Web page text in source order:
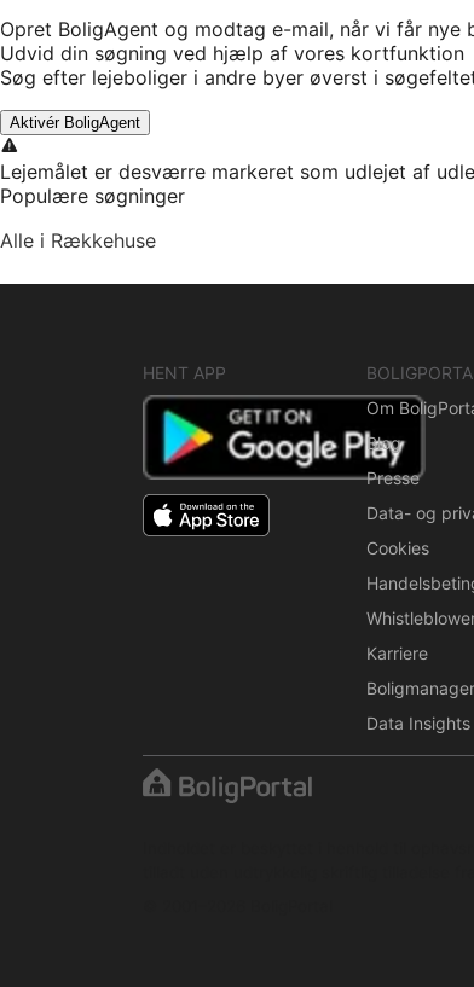
Opret BoligAgent og modtag e-mail, når vi får nye
Udvid din søgning ved hjælp af vores kortfunktion
Søg efter lejeboliger i andre byer øverst i
Aktivér BoligAgent
Lejemålet er desværre markeret som udlejet af
Populære søgninger
Alle i Rækkehuse
HENT APP
Om
Blog
Presse
Data- og
Cookies
Karriere
Boligmanager
Data Insights